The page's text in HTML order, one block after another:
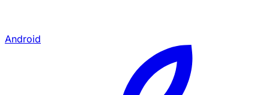
Android